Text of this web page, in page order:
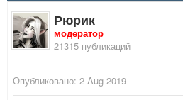
Рюрик
модератор
21315 публикаций
Опубликовано: 2 Aug 2019